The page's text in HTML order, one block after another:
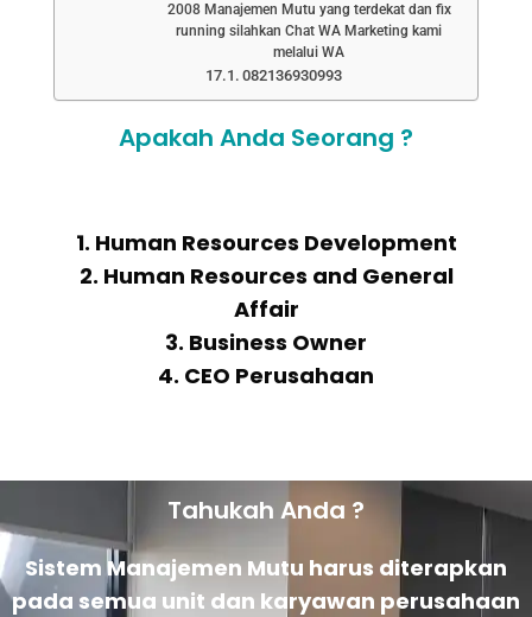
2008 Manajemen Mutu yang terdekat dan fix
running silahkan Chat WA Marketing kami
melalui WA
082136930993
Apakah Anda Seorang ?
1. Human Resources Development
2. Human Resources and General
Affair
3. Business Owner
4. CEO Perusahaan
Tahukah Anda ?
Sistem Manajemen Mutu harus diterapkan
pada semua unit dan karyawan perusahaan